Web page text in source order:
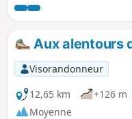
closes de haies avec de
colombage, un vrai
Normandie.
Aux alentours
Visorandonneur
12,65 km
+126 m
Moyenne